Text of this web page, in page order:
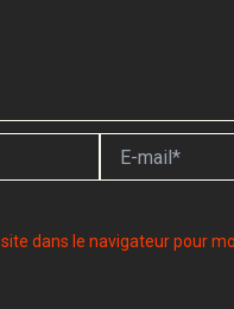
mail*
dans le navigateur pour